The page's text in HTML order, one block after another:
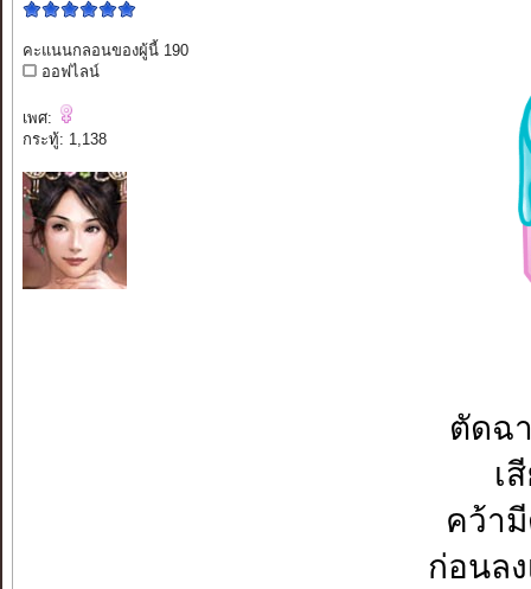
คะแนนกลอนของผู้นี้ 190
ออฟไลน์
เพศ:
กระทู้: 1,138
ตัดฉ
เ
คว้า
ก่อนล